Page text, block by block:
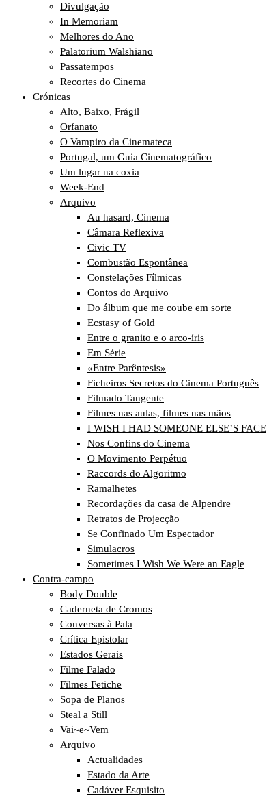
Divulgação
In Memoriam
Melhores do Ano
Palatorium Walshiano
Passatempos
Recortes do Cinema
Crónicas
Alto, Baixo, Frágil
Orfanato
O Vampiro da Cinemateca
Portugal, um Guia Cinematográfico
Um lugar na coxia
Week-End
Arquivo
Au hasard, Cinema
Câmara Reflexiva
Civic TV
Combustão Espontânea
Constelações Fílmicas
Contos do Arquivo
Do álbum que me coube em sorte
Ecstasy of Gold
Entre o granito e o arco-íris
Em Série
«Entre Parêntesis»
Ficheiros Secretos do Cinema Português
Filmado Tangente
Filmes nas aulas, filmes nas mãos
I WISH I HAD SOMEONE ELSE’S FACE
Nos Confins do Cinema
O Movimento Perpétuo
Raccords do Algoritmo
Ramalhetes
Recordações da casa de Alpendre
Retratos de Projecção
Se Confinado Um Espectador
Simulacros
Sometimes I Wish We Were an Eagle
Contra-campo
Body Double
Caderneta de Cromos
Conversas à Pala
Crítica Epistolar
Estados Gerais
Filme Falado
Filmes Fetiche
Sopa de Planos
Steal a Still
Vai~e~Vem
Arquivo
Actualidades
Estado da Arte
Cadáver Esquisito